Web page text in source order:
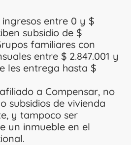
entre 0 y ​$
subsidio de $
familiares con
entre $ 2.847.001 y
les entrega hasta $
a Compensar, no
subsidios de vivienda
y tampoco ser
un inmueble en el